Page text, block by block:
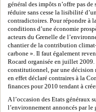
général des impôts n’offre pas
réduire sans cesse la lisibilité
contradictoires. Pour répondre à
conditions d’une économie
acteurs du Grenelle de
chantier de la contribution
carbone ». Il faut également
Rocard organisée en juillet
constitutionnel, par une décision
en effet déclaré contraires à la
finances pour 2010 tendant à
A l’occasion des Etats généraux
l’environnement annoncés par